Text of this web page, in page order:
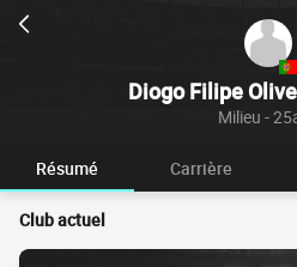
Diogo Filipe
Milieu -
Résumé Carrière
Club actuel